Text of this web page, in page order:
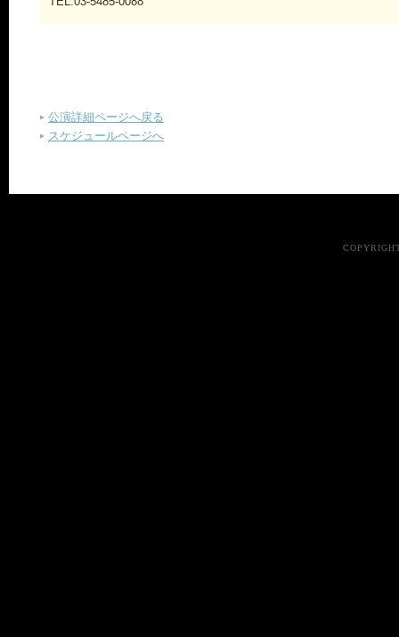
公演詳細ページへ戻る
スケジュールページへ